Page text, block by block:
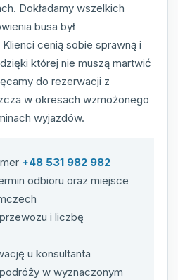
Dokładamy wszelkich
busa był
cenią sobie sprawną i
której nie muszą martwić
do rezerwacji z
w okresach wzmożonego
wyjazdów.
+48 531 982 982
odbioru oraz miejsce
i liczbę
u konsultanta
w wyznaczonym